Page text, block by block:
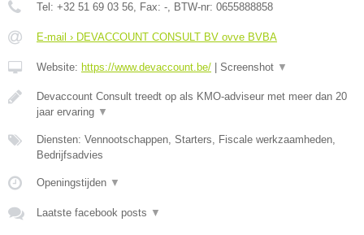
Tel: +32 51 69 03 56, Fax: -, BTW-nr: 0655888858
E-mail › DEVACCOUNT CONSULT BV ovve BVBA
Website: https://www.devaccount.be/ Screenshot ▼
Devaccount Consult treedt op als KMO-adviseur met meer dan 20
jaar ervaring ▼
Diensten: Vennootschappen, Starters, Fiscale werkzaamheden,
Bedrijfsadvies
Openingstijden ▼
Laatste facebook posts ▼